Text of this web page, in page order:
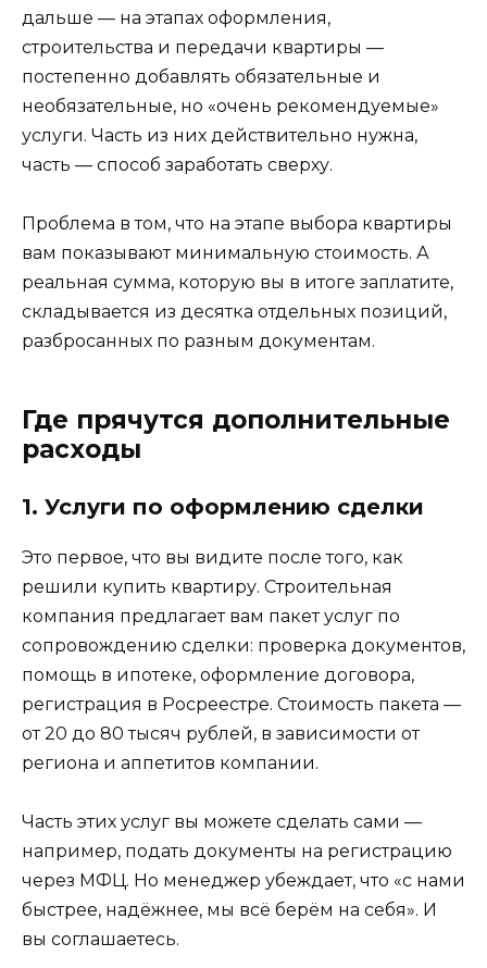
дальше — на этапах оформления,
строительства и передачи квартиры —
постепенно добавлять обязательные и
необязательные, но «очень рекомендуемые»
услуги. Часть из них действительно нужна,
часть — способ заработать сверху.
Проблема в том, что на этапе выбора квартиры
вам показывают минимальную стоимость. А
реальная сумма, которую вы в итоге заплатите,
складывается из десятка отдельных позиций,
разбросанных по разным документам.
Где прячутся дополнительные
расходы
1. Услуги по оформлению сделки
Это первое, что вы видите после того, как
решили купить квартиру. Строительная
компания предлагает вам пакет услуг по
сопровождению сделки: проверка документов,
помощь в ипотеке, оформление договора,
регистрация в Росреестре. Стоимость пакета —
от 20 до 80 тысяч рублей, в зависимости от
региона и аппетитов компании.
Часть этих услуг вы можете сделать сами —
например, подать документы на регистрацию
через МФЦ. Но менеджер убеждает, что «с нами
быстрее, надёжнее, мы всё берём на себя». И
вы соглашаетесь.